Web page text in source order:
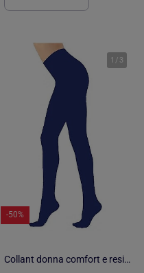
1 / 3
-50%
Collant donna comfort e resistenza DIAMANTINO